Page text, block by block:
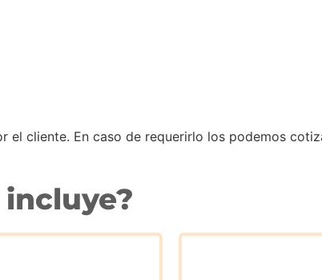
cliente. En caso de requerirlo los podemos
incluye?